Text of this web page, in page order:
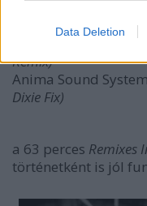
Data Deletion
SpectacleMIX)
Anima Sound System
Remix)
Anima Sound
Dixie Fix)
a 63 perces Remixes
történetként is jól